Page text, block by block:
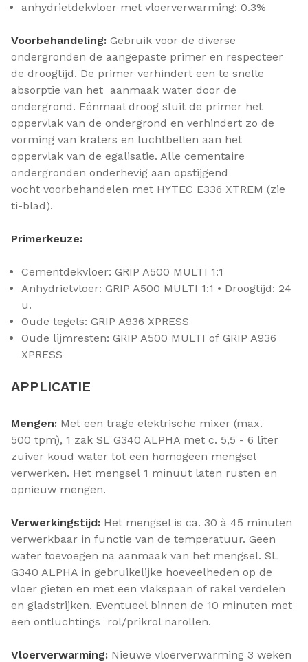
anhydrietdekvloer met vloerverwarming: 0.3%
Voorbehandeling: Gebruik voor de diverse
ondergronden de aangepaste primer en respecteer
de droogtijd. De primer verhindert een te snelle
absorptie van het aanmaak water door de
ondergrond. Eénmaal droog sluit de primer het
oppervlak van de ondergrond en verhindert zo de
vorming van kraters en luchtbellen aan het
oppervlak van de egalisatie. Alle cementaire
ondergronden onderhevig aan opstijgend
vocht voorbehandelen met HYTEC E336 XTREM (zie
ti-blad).
Primerkeuze:
Cementdekvloer: GRIP A500 MULTI 1:1
Anhydrietvloer: GRIP A500 MULTI 1:1 • Droogtijd: 24
u.
Oude tegels: GRIP A936 XPRESS
Oude lijmresten: GRIP A500 MULTI of GRIP A936
XPRESS
APPLICATIE
Mengen: Met een trage elektrische mixer (max.
500 tpm), 1 zak SL G340 ALPHA met c. 5,5 - 6 liter
zuiver koud water tot een homogeen mengsel
verwerken. Het mengsel 1 minuut laten rusten en
opnieuw mengen.
Verwerkingstijd: Het mengsel is ca. 30 à 45 minuten
verwerkbaar in functie van de temperatuur. Geen
water toevoegen na aanmaak van het mengsel. SL
G340 ALPHA in gebruikelijke hoeveelheden op de
vloer gieten en met een vlakspaan of rakel verdelen
en gladstrijken. Eventueel binnen de 10 minuten met
een ontluchtings rol/prikrol narollen.
Vloerverwarming: Nieuwe vloerverwarming 3 weken